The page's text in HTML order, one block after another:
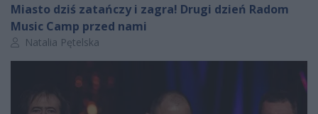
Miasto dziś zatańczy i zagra! Drugi dzień Radom
Music Camp przed nami
Autor artykułu:
Natalia Pętelska